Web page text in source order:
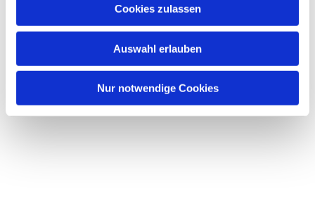
Cookies zulassen
Auswahl erlauben
Nur notwendige Cookies